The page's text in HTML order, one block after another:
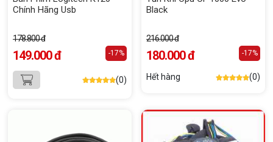
Chính Hãng Usb
178.800 đ
149.000 đ -17%
(0)
Black
216.000 đ
180.000 đ -17%
Hết hàng (0)